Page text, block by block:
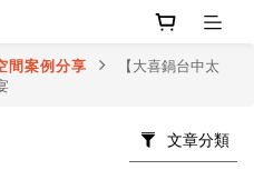
間案例分享
【大喜鍋台中太
文章分類